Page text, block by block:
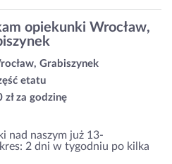
opiekunki Wrocław,
Grabiszynek
etatu
zł za godzinę
nad naszym już 13-
2 dni w tygodniu po kilka